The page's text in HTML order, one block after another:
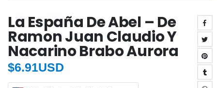
La España De Abel – De
Ramon Juan Claudio Y
Nacarino Brabo Aurora
$6.91USD